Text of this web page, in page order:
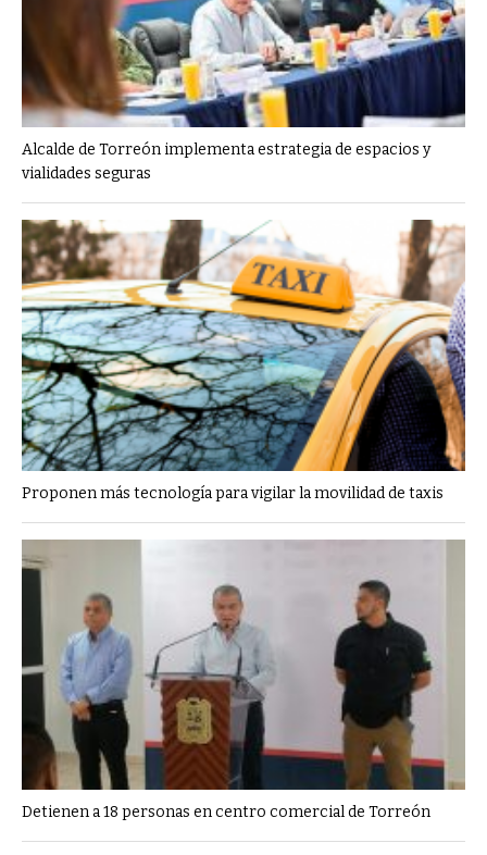
Alcalde de Torreón implementa estrategia de espacios y
vialidades seguras
Proponen más tecnología para vigilar la movilidad de taxis
Detienen a 18 personas en centro comercial de Torreón